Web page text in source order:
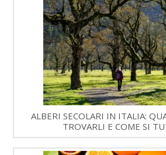
ALBERI SECOLARI IN ITALIA:
TROVARLI E COME SI